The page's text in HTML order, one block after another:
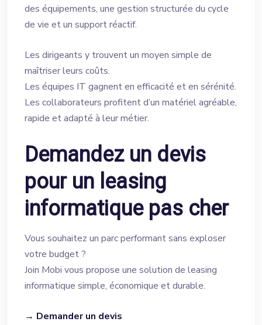
des équipements, une gestion structurée du cycle
de vie et un support réactif.
Les dirigeants y trouvent un moyen simple de
maîtriser leurs coûts.
Les équipes IT gagnent en efficacité et en sérénité.
Les collaborateurs profitent d’un matériel agréable,
rapide et adapté à leur métier.
Demandez un devis
pour un leasing
informatique pas cher
Vous souhaitez un parc performant sans exploser
votre budget ?
Join Mobi vous propose une solution de leasing
informatique simple, économique et durable.
→ Demander un devis